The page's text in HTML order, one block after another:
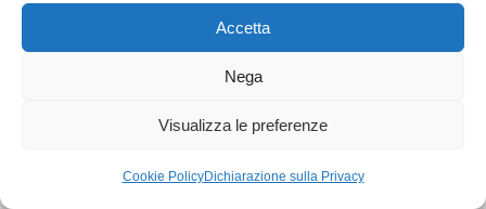
Accetta
Nega
Visualizza le preferenze
Cookie PolicyDichiarazione sulla Privacy
WGI - Tutti i diritti riservati © 2021
segreteria@writersguilditalia.it
Concept: Annamaria De Paola - Realizzazione: